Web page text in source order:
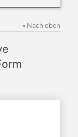
» Nach oben